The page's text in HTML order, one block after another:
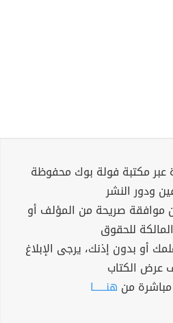
مكتبة فولة بوك محفوظة
ودور النشر
موافقة صريحة من المؤلف أو
للحقوق
أو بدون إذنك، يرجى الإبلاغ
عرض الكتاب
مباشرة من هنــــــا